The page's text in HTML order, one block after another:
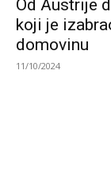
Od Austrije
koji je
domovinu
11/10/2024